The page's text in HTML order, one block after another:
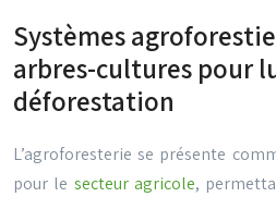
Systèmes
arbres-cultures pour
déforestation
L’agroforesterie se présente
pour le secteur agricole,